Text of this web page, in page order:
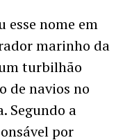
esse nome em
marinho da
turbilhão
de navios no
Segundo a
por